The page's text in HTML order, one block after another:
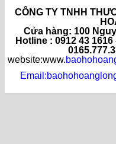
CÔNG TY TNHH
Cửa hàng: 100
Hotline : 0912 43 1616
website:www.